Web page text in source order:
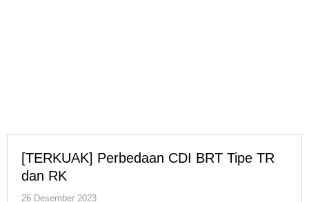
[TERKUAK] Perbedaan CDI BRT Tipe TR
dan RK
26 Desember 2023